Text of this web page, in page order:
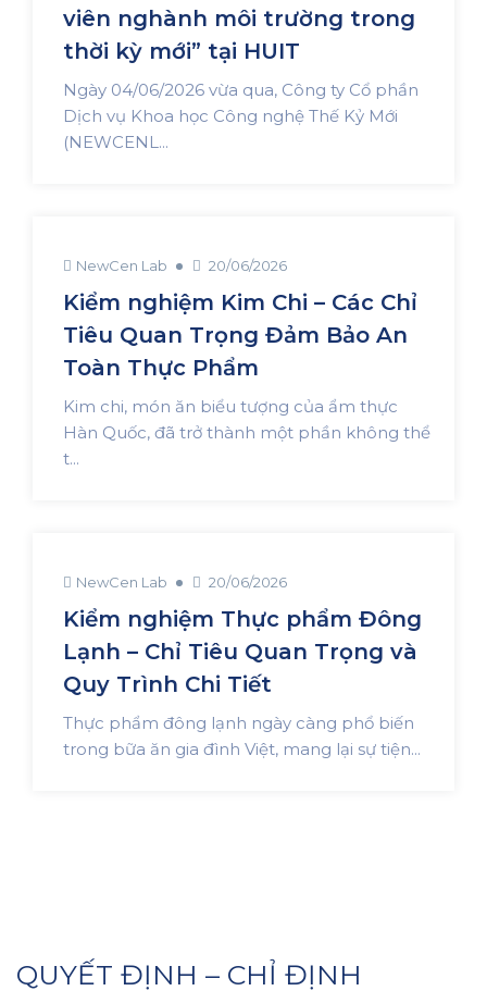
viên nghành môi trường trong
thời kỳ mới” tại HUIT
Ngày 04/06/2026 vừa qua, Công ty Cổ phần
Dịch vụ Khoa học Công nghệ Thế Kỷ Mới
(NEWCENL...
NewCen Lab 20/06/2026
Kiểm nghiệm Kim Chi – Các Chỉ
Tiêu Quan Trọng Đảm Bảo An
Toàn Thực Phẩm
Kim chi, món ăn biểu tượng của ẩm thực
Hàn Quốc, đã trở thành một phần không thể
t...
NewCen Lab 20/06/2026
Kiểm nghiệm Thực phẩm Đông
Lạnh – Chỉ Tiêu Quan Trọng và
Quy Trình Chi Tiết
Thực phẩm đông lạnh ngày càng phổ biến
trong bữa ăn gia đình Việt, mang lại sự tiện...
QUYẾT ĐỊNH – CHỈ ĐỊNH